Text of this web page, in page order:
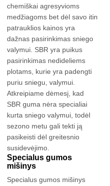
chemiškai agresyvioms
medžiagoms bet dėl savo itin
patrauklios kainos yra
dažnas pasirinkimas sniego
valymui. SBR yra puikus
pasirinkimas nedideliems
plotams, kurie yra padengti
puriu sniegu, valymui.
Atkreipiame dėmesį, kad
SBR guma nėra specialiai
kurta sniego valymui, todėl
sezono metu gali tekti ją
pasikeisti dėl greitesnio
susidevėjimo.
Specialus gumos
mišinys
Specialus gumos mišinys